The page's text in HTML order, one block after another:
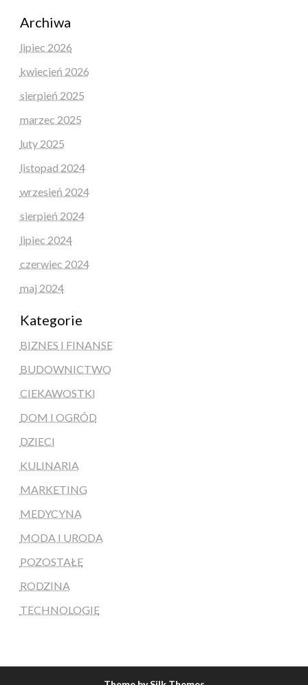
Archiwa
lipiec 2026
kwiecień 2026
sierpień 2025
marzec 2025
luty 2025
listopad 2024
wrzesień 2024
sierpień 2024
lipiec 2024
czerwiec 2024
maj 2024
Kategorie
BIZNES I FINANSE
BUDOWNICTWO
CIEKAWOSTKI
DOM I OGRÓD
DZIECI
KULINARIA
MARKETING
MEDYCYNA
MODA I URODA
POZOSTAŁE
RODZINA
TECHNOLOGIE